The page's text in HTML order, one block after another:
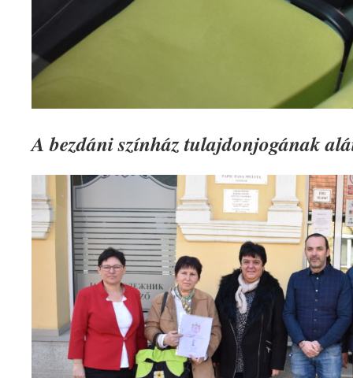
A bezdáni színház tulajdonjogának